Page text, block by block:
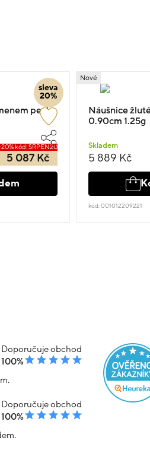
sleva
20%
pecky
20% kód: SRPEN20
5 087 Kč
Nové
Náušnice
0.90cm 1.25g
Skladem
5 889 Kč
kód: 001012209221
Doporučuje obchod
100%
Doporučuje obchod
100%